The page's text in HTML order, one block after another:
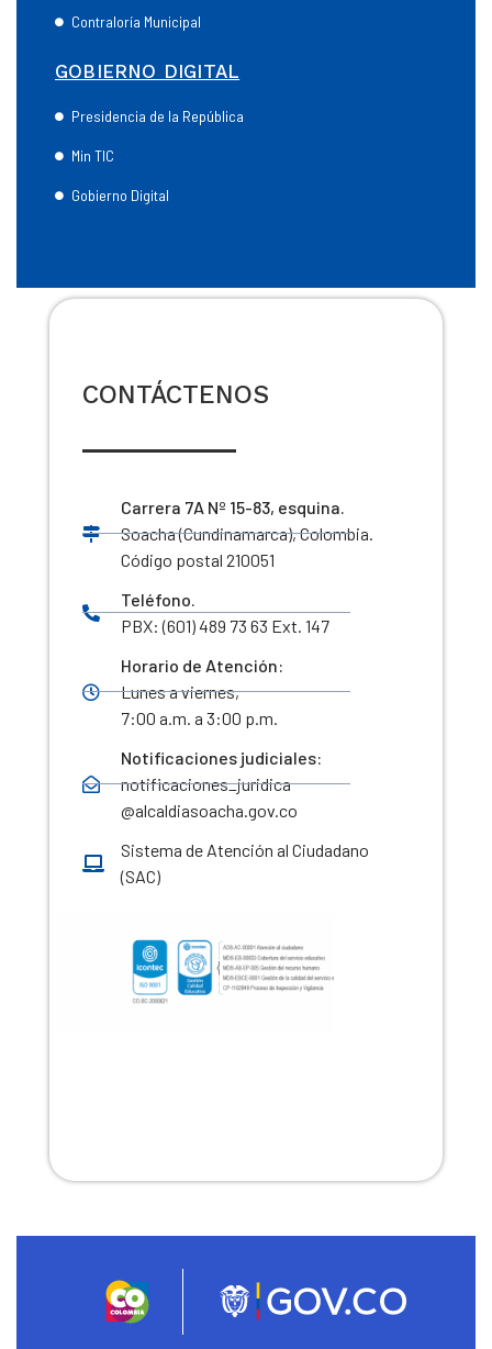
Contraloría Municipal
GOBIERNO DIGITAL
Presidencia de la República
Min TIC
Gobierno Digital
CONTÁCTENOS
Carrera 7A Nº 15-83, esquina.
Soacha (Cundinamarca), Colombia.
Código postal 210051
Teléfono.
PBX: (601) 489 73 63 Ext. 147
Horario de Atención:
Lunes a viernes,
7:00 a.m. a 3:00 p.m.
Notificaciones judiciales:
notificaciones_juridica
@alcaldiasoacha.gov.co
Sistema de Atención al Ciudadano
(SAC)